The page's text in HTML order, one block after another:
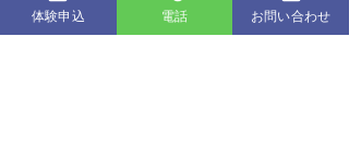
体験申込 電話 お問い合わせ